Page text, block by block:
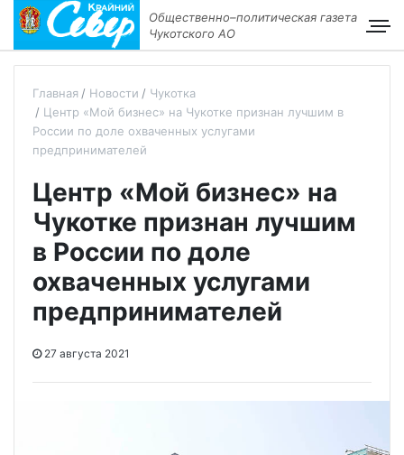
Общественно–политическая газета
Чукотского АО
Главная Новости
Чукотка
Центр «Мой бизнес» на Чукотке признан лучшим в
России по доле охваченных услугами
предпринимателей
Центр «Мой бизнес» на
Чукотке признан лучшим
в России по доле
охваченных услугами
предпринимателей
27 августа 2021